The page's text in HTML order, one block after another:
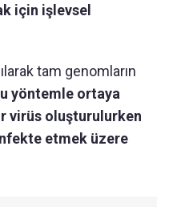
için işlevsel
tam genomların
yöntemle ortaya
virüs oluşturulurken
etmek üzere